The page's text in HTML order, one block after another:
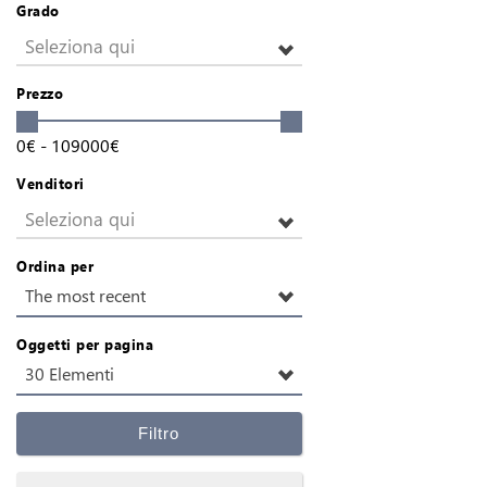
Grado
Seleziona qui
Prezzo
0€ - 109000€
Venditori
Seleziona qui
Ordina per
The most recent
Oggetti per pagina
30 Elementi
Filtro